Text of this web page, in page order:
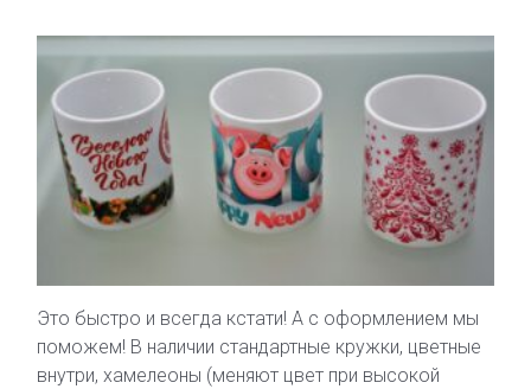
Это быстро и всегда кстати! А с оформлением мы
поможем! В наличии стандартные кружки, цветные
внутри, хамелеоны (меняют цвет при высокой